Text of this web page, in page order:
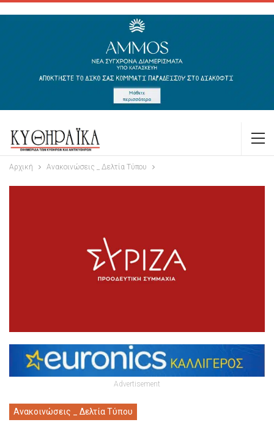
Αρχική Ανακοινώσεις _ Δελτία Τύπου
Advertisement
Ανακοινώσεις _ Δελτία Τύπου